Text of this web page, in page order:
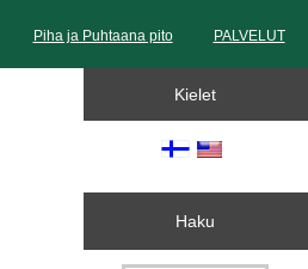
Piha ja Puhtaana pito PALVELUT
Kielet
Haku